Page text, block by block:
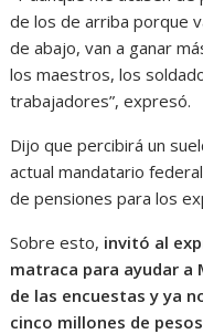
de los de arriba porque
de abajo, van a ganar
los maestros, los
trabajadores”, expresó.
Dijo que percibirá un
actual mandatario
de pensiones para los
Sobre esto, invitó al
matraca para ayudar a
de las encuestas y ya
cinco millones de